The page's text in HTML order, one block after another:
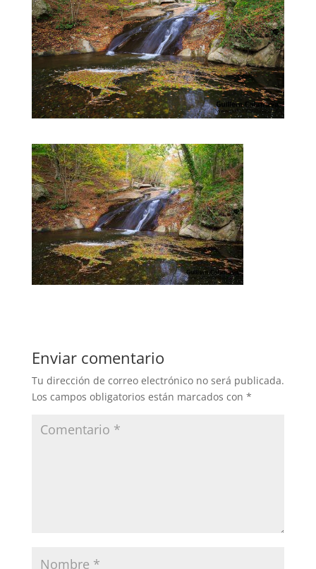
Enviar comentario
Tu dirección de correo electrónico no será publicada.
Los campos obligatorios están marcados con *